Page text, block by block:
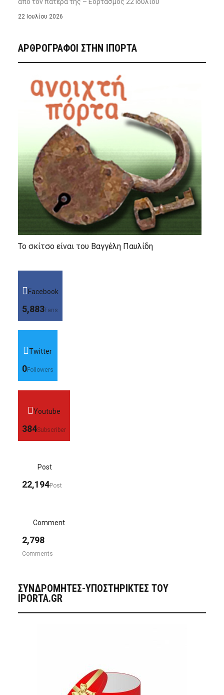
22 Ιουλίου 2026
ΑΡΘΡΟΓΡΑΦΟΙ ΣΤΗΝ IΠΟΡΤΑ
Το σκίτσο είναι του Βαγγέλη Παυλίδη
Facebook
5,883Fans
Twitter
0Followers
Youtube
384Subscriber
Post
22,194Post
Comment
2,798
Comments
ΣΥΝΔΡΟΜΗΤΈΣ-ΥΠΟΣΤΗΡΙΚΤΈΣ ΤΟΥ
IPORTA.GR